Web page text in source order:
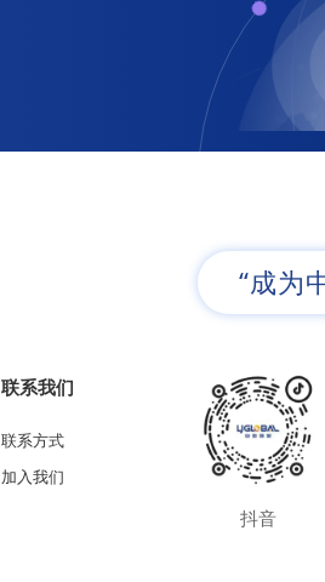
联系我们
联系方式
加入我们
“成为
抖音